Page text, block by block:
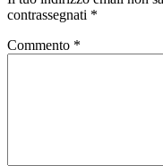
contrassegnati *
Commento *